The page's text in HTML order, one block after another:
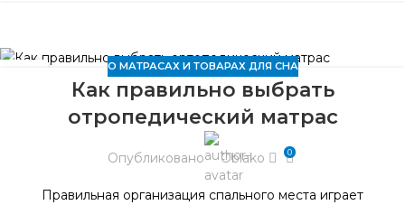
О МАТРАСАХ И ТОВАРАХ ДЛЯ СНА
Как правильно выбрать
отропедический матрас
Опубликовано Oblako 0
Правильная организация спального места играет